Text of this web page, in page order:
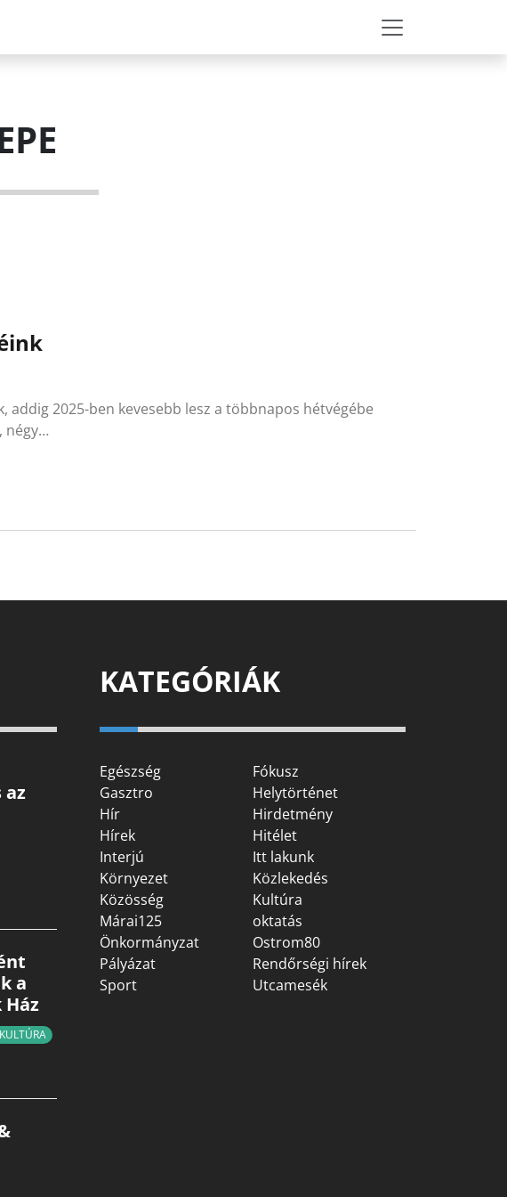
2025-ben kevesebb lesz a többnapos hétvégébe
négy…
az
a
Ház
KULTÚRA
KATEGÓRIÁK
Egészség
Fókusz
Gasztro
Helytörténet
Hír
Hirdetmény
Hírek
Hitélet
Interjú
Itt lakunk
Környezet
Közlekedés
Közösség
Kultúra
Márai125
oktatás
Önkormányzat
Ostrom80
Pályázat
Rendőrségi hírek
Sport
Utcamesék